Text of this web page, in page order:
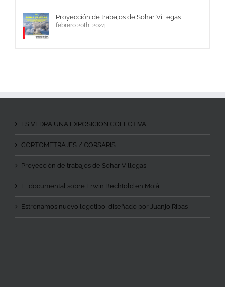
Proyección de trabajos de Sohar Villegas
febrero 20th, 2024
ES VEDRA UNA EXPOSICION COLECTIVA
CORTOMETRAJES / CORSARIS
Proyección de trabajos de Sohar Villegas
El documental sobre Erwin Bechtold en Moià
Estrenamos nuevo logotipo, diseñado por Juanjo Ribas